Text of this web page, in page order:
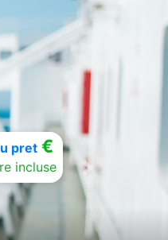
pret€
incluse
Next